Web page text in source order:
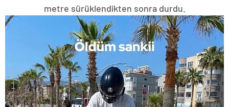
metre sürüklendikten sonra durdu.